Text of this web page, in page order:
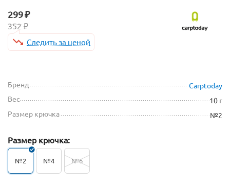
299₽
352 ₽
Следить за ценой
Бренд
Carptoday
Вес
10 г
Размер крючка
№2
Размер крючка:
№2 №4 №6